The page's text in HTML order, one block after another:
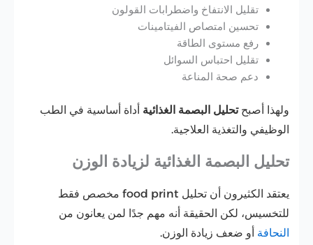
تقليل الانتفاخ واضطرابات القولون
تحسين امتصاص الفيتامينات
رفع مستوى الطاقة
تقليل احتباس السوائل
دعم صحة المناعة
ولهذا أصبح تحليل البصمة الغذائية أداة أساسية في الطب
الوظيفي والتغذية العلاجية.
تحليل البصمة الغذائية لزيادة الوزن
يعتقد الكثيرون أن تحليل food print مخصص فقط
للتخسيس، لكن الحقيقة أنه مهم جدًا لمن يعانون من
النحافة أو ضعف زيادة الوزن.